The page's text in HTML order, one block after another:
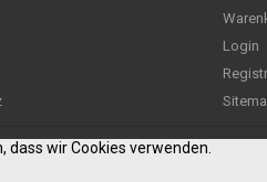
Login
wir Cookies verwenden.